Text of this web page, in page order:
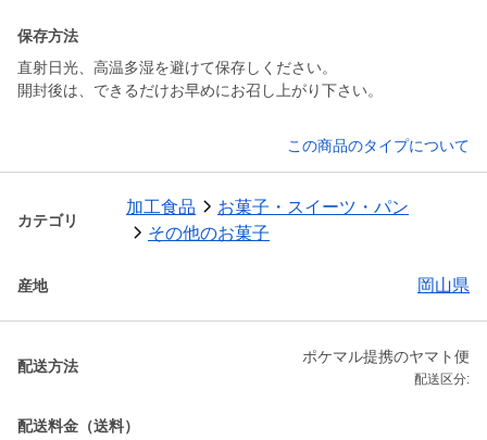
保存方法
直射日光、高温多湿を避けて保存しください。
この商品のタイプについて
カテゴリ
加工食品
お菓子・スイーツ・パン
その他のお菓子
産地 岡山県
配送方法
ポケマル提携のヤマト便
配送区分:
配送料金（送料）